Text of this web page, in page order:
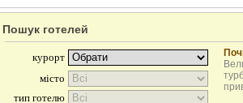
Пошук готелей